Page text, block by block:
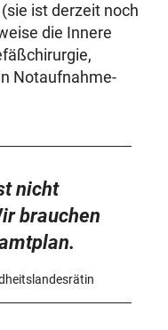
ist derzeit noch
die Innere
Notaufnahme-
nicht
brauchen